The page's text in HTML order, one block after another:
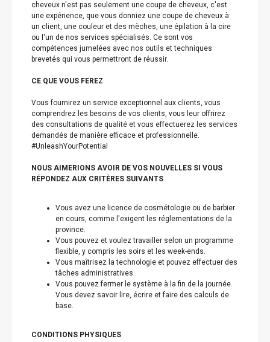
cheveux n'est pas seulement une coupe de cheveux, c'est
une expérience, que vous donniez une coupe de cheveux à
un client, une couleur et des mèches, une épilation à la cire
ou l'un de nos services spécialisés. Ce sont vos
compétences jumelées avec nos outils et techniques
brevetés qui vous permettront de réussir.
CE QUE VOUS FEREZ
Vous fournirez un service exceptionnel aux clients, vous
comprendrez les besoins de vos clients, vous leur offrirez
des consultations de qualité et vous effectuerez les services
demandés de manière efficace et professionnelle.
#UnleashYourPotential
NOUS AIMERIONS AVOIR DE VOS NOUVELLES SI VOUS
RÉPONDEZ AUX CRITÈRES SUIVANTS
Vous avez une licence de cosmétologie ou de barbier
en cours, comme l'exigent les réglementations de la
province.
Vous pouvez et voulez travailler selon un programme
flexible, y compris les soirs et les week-ends.
Vous maîtrisez la technologie et pouvez effectuer des
tâches administratives.
Vous pouvez fermer le système à la fin de la journée.
Vous devez savoir lire, écrire et faire des calculs de
base.
CONDITIONS PHYSIQUES